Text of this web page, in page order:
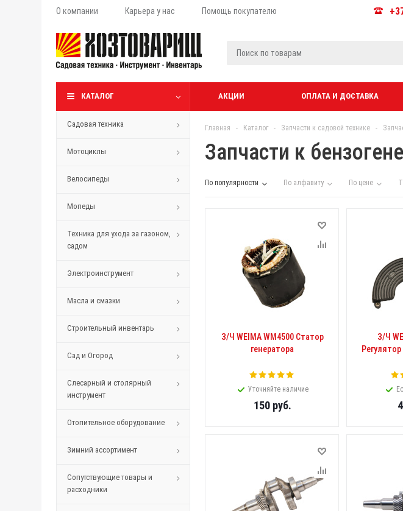
О компании Карьера у нас Помощь покупателю
КАТАЛОГ АКЦИИ ОПЛАТА И ДОСТАВКА
Садовая техника
Мотоциклы
Велосипеды
Мопеды
Техника для ухода за газоном,
садом
Электроинструмент
Масла и смазки
Строительный инвентарь
Сад и Огород
Слесарный и столярный
инструмент
Отопительное оборудование
Зимний ассортимент
Сопутствующие товары и
расходники
Главная - Каталог - Запчасти к садовой технике -
Запчасти к
По популярности По алфавиту По цене
З/Ч WEIMA WM4500 Статор
генератора
Уточняйте наличие
150руб.
З/Ч